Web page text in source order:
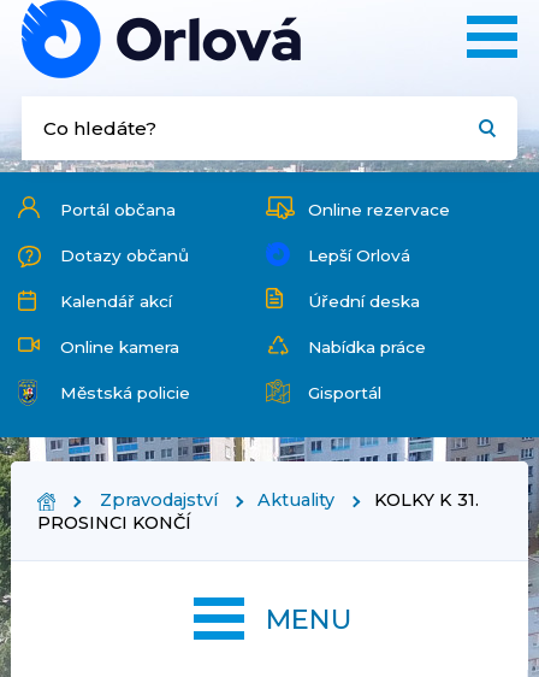
Portál občana Online rezervace
Dotazy občanů Lepší Orlová
Kalendář akcí Úřední deska
Online kamera Nabídka práce
Městská policie Gisportál
Zpravodajství Aktuality
KOLKY K 31.
PROSINCI KONČÍ
MENU